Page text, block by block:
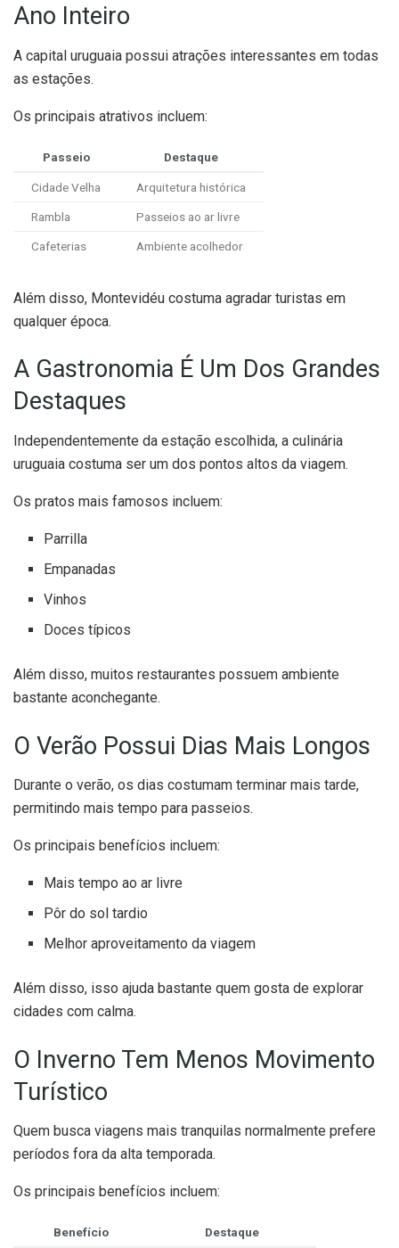
Ano Inteiro
A capital uruguaia possui atrações interessantes em todas
as estações.
Os principais atrativos incluem:
Passeio Destaque
Cidade Velha Arquitetura histórica
Rambla Passeios ao ar livre
Cafeterias Ambiente acolhedor
Além disso, Montevidéu costuma agradar turistas em
qualquer época.
A Gastronomia É Um Dos Grandes
Destaques
Independentemente da estação escolhida, a culinária
uruguaia costuma ser um dos pontos altos da viagem.
Os pratos mais famosos incluem:
Parrilla
Empanadas
Vinhos
Doces típicos
Além disso, muitos restaurantes possuem ambiente
bastante aconchegante.
O Verão Possui Dias Mais Longos
Durante o verão, os dias costumam terminar mais tarde,
permitindo mais tempo para passeios.
Os principais benefícios incluem:
Mais tempo ao ar livre
Pôr do sol tardio
Melhor aproveitamento da viagem
Além disso, isso ajuda bastante quem gosta de explorar
cidades com calma.
O Inverno Tem Menos Movimento
Turístico
Quem busca viagens mais tranquilas normalmente prefere
períodos fora da alta temporada.
Os principais benefícios incluem:
Benefício Destaque